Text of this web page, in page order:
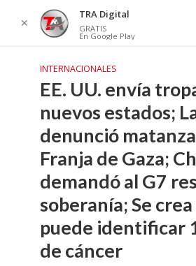
INTERNACIONALES
EE. UU. envía
nuevos estados;
denunció
Franja de Gaza;
demandó al G7
soberanía; Se
puede identificar
de cáncer
✕
TRA Digital
GRATIS
En Google Play